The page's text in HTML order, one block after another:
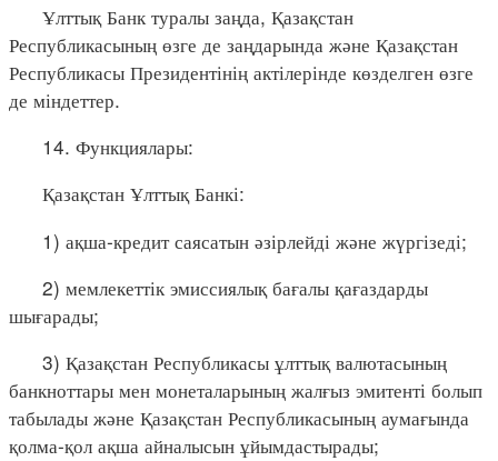
Ұлттық Банк туралы заңда, Қазақстан
Республикасының өзге де заңдарында және Қазақстан
Республикасы Президентінің актілерінде көзделген өзге
де міндеттер.
14. Функциялары:
Қазақстан Ұлттық Банкі:
1) ақша-кредит саясатын әзірлейді және жүргізеді;
2) мемлекеттік эмиссиялық бағалы қағаздарды
шығарады;
3) Қазақстан Республикасы ұлттық валютасының
банкноттары мен монеталарының жалғыз эмитенті болып
табылады және Қазақстан Республикасының аумағында
қолма-қол ақша айналысын ұйымдастырады;